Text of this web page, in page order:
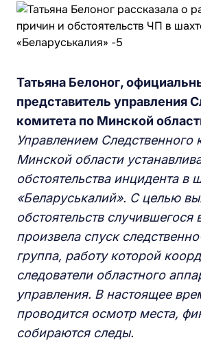
Татьяна Белоног,
представитель управления
комитета по Минской
Управлением Следственного
Минской области
обстоятельства инцидента в
«Беларуськалий». С целью
обстоятельств случившегося
произвела спуск
группа, работу которой
следователи областного
управления. В настоящее
проводится осмотр места,
собираются следы.